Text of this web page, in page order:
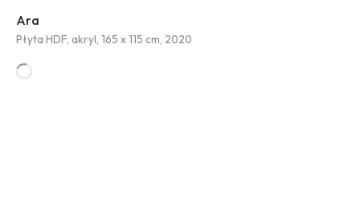
Ara
Płyta HDF, akryl, 165 x 115 cm, 2020